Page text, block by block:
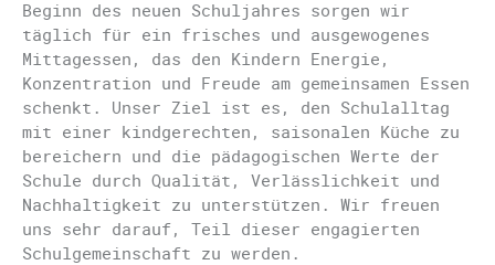
Beginn des neuen Schuljahres sorgen wir
täglich für ein frisches und ausgewogenes
Mittagessen, das den Kindern Energie,
Konzentration und Freude am gemeinsamen Essen
schenkt. Unser Ziel ist es, den Schulalltag
mit einer kindgerechten, saisonalen Küche zu
bereichern und die pädagogischen Werte der
Schule durch Qualität, Verlässlichkeit und
Nachhaltigkeit zu unterstützen. Wir freuen
uns sehr darauf, Teil dieser engagierten
Schulgemeinschaft zu werden.